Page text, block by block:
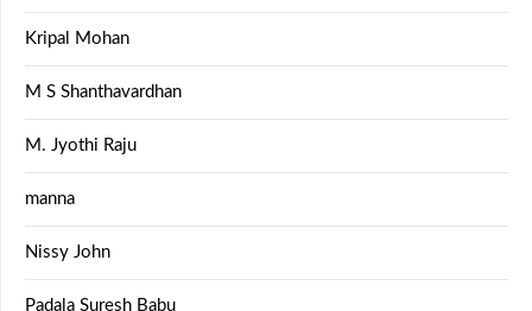
Kripal Mohan
M S Shanthavardhan
M. Jyothi Raju
manna
Nissy John
Padala Suresh Babu